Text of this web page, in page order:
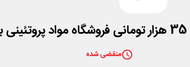
منقضی شده